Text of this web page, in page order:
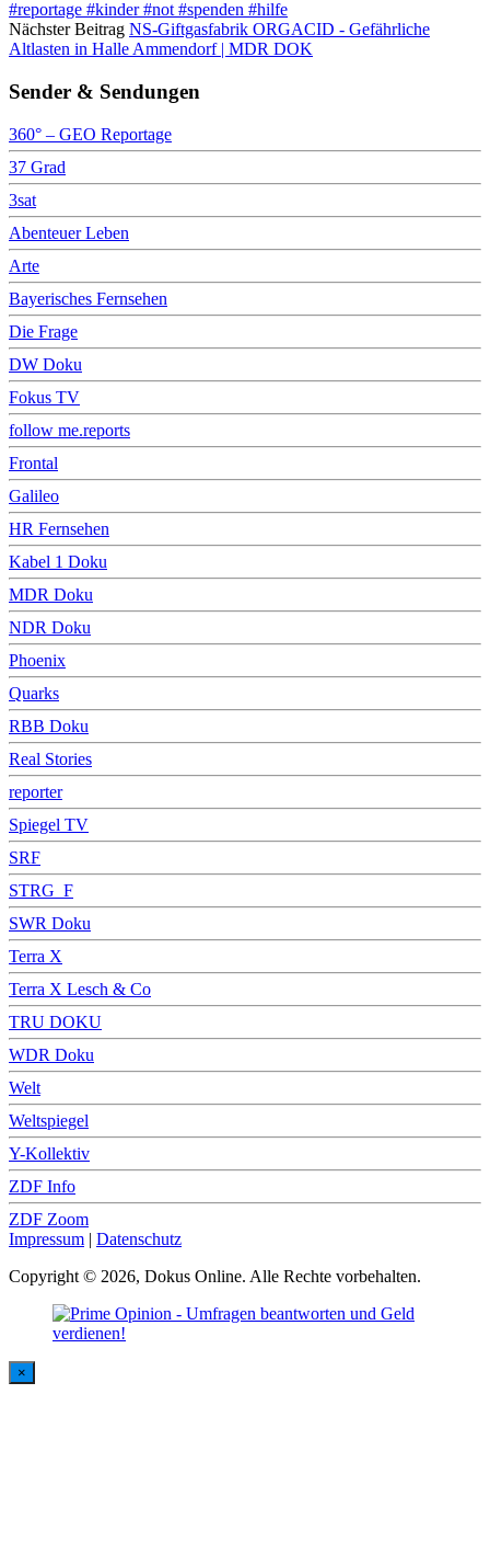
#reportage #kinder #not #spenden #hilfe
Nächster Beitrag NS-Giftgasfabrik ORGACID - Gefährliche
Altlasten in Halle Ammendorf | MDR DOK
Sender & Sendungen
360° – GEO Reportage
37 Grad
3sat
Abenteuer Leben
Arte
Bayerisches Fernsehen
Die Frage
DW Doku
Fokus TV
follow me.reports
Frontal
Galileo
HR Fernsehen
Kabel 1 Doku
MDR Doku
NDR Doku
Phoenix
Quarks
RBB Doku
Real Stories
reporter
Spiegel TV
SRF
STRG_F
SWR Doku
Terra X
Terra X Lesch & Co
TRU DOKU
WDR Doku
Welt
Weltspiegel
Y-Kollektiv
ZDF Info
ZDF Zoom
Impressum | Datenschutz
Copyright © 2026, Dokus Online. Alle Rechte vorbehalten.
×